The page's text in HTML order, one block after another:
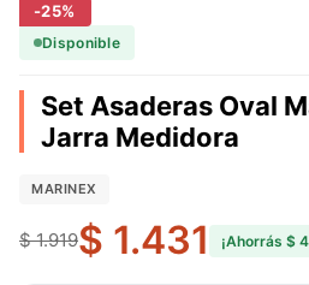
-25%
Disponible
Set Asaderas Oval
Jarra Medidora
MARINEX
$ 1.919$ 1.431 ¡Ahorrás $